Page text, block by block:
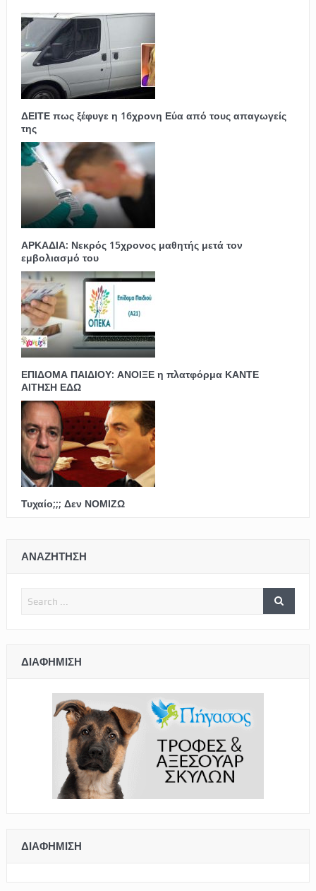
ΔΕΙΤΕ πως ξέφυγε η 16χρονη Εύα από τους απαγωγείς
της
ΑΡΚΑΔΙΑ: Νεκρός 15χρονος μαθητής μετά τον
εμβολιασμό του
ΕΠΙΔΟΜΑ ΠΑΙΔΙΟΥ: ΑΝΟΙΞΕ η πλατφόρμα ΚΑΝΤΕ
ΑΙΤΗΣΗ ΕΔΩ
Τυχαίο;;; Δεν ΝΟΜΙΖΩ
ΑΝΑΖΗΤΗΣΗ
ΔΙΑΦΉΜΙΣΗ
ΔΙΑΦΉΜΙΣΗ